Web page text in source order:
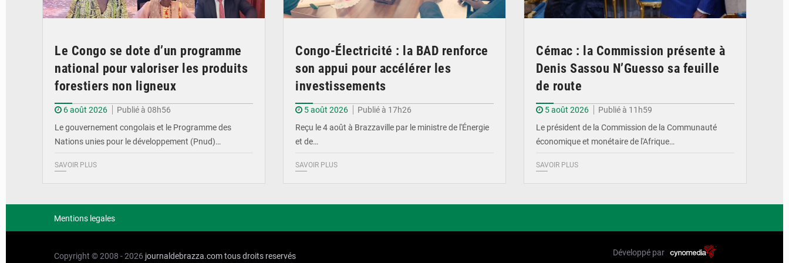
Le Congo se dote d’un programme
national pour valoriser les produits
forestiers non ligneux
6 août 2026
Publié à 08h56
Le gouvernement congolais et le Programme des
Nations unies pour le développement (Pnud)…
SAVOIR PLUS
Congo-Électricité : la BAD renforce
son appui pour accélérer les
investissements
5 août 2026
Publié à 17h26
Reçu le 4 août à Brazzaville par le ministre de l'Énergie
et de…
SAVOIR PLUS
Cémac : la Commission présente à
Denis Sassou N’Guesso sa feuille
de route
5 août 2026
Publié à 11h59
Le président de la Commission de la Communauté
économique et monétaire de l'Afrique…
SAVOIR PLUS
Mentions legales
Copyright © 2008 - 2026 journaldebrazza.comtous droits reservés Développé par